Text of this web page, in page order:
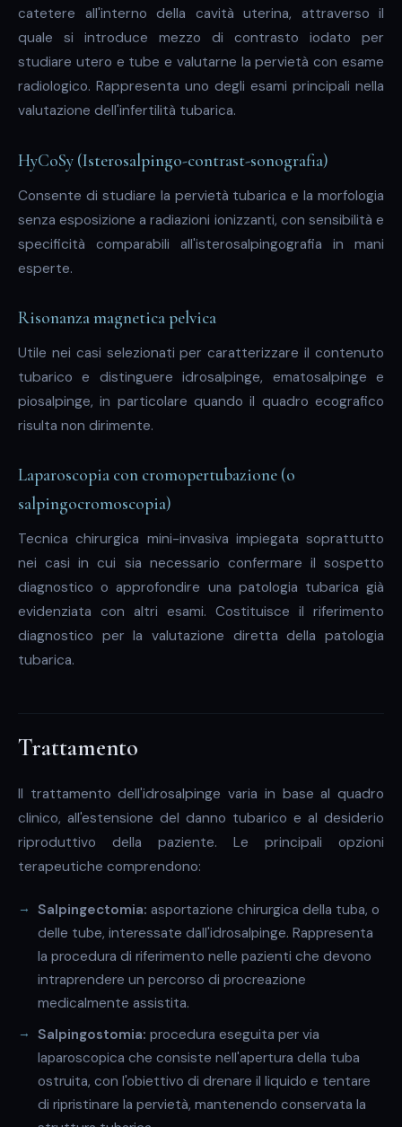
catetere all'interno della cavità uterina, attraverso il
quale si introduce mezzo di contrasto iodato per
studiare utero e tube e valutarne la pervietà con esame
radiologico. Rappresenta uno degli esami principali nella
valutazione dell'infertilità tubarica.
HyCoSy (Isterosalpingo-contrast-sonografia)
Consente di studiare la pervietà tubarica e la morfologia
senza esposizione a radiazioni ionizzanti, con sensibilità e
specificità comparabili all'isterosalpingografia in mani
esperte.
Risonanza magnetica pelvica
Utile nei casi selezionati per caratterizzare il contenuto
tubarico e distinguere idrosalpinge, ematosalpinge e
piosalpinge, in particolare quando il quadro ecografico
risulta non dirimente.
Laparoscopia con cromopertubazione (o
salpingocromoscopia)
Tecnica chirurgica mini-invasiva impiegata soprattutto
nei casi in cui sia necessario confermare il sospetto
diagnostico o approfondire una patologia tubarica già
evidenziata con altri esami. Costituisce il riferimento
diagnostico per la valutazione diretta della patologia
tubarica.
Trattamento
Il trattamento dell'idrosalpinge varia in base al quadro
clinico, all'estensione del danno tubarico e al desiderio
riproduttivo della paziente. Le principali opzioni
terapeutiche comprendono:
Salpingectomia: asportazione chirurgica della tuba, o
delle tube, interessate dall'idrosalpinge. Rappresenta
la procedura di riferimento nelle pazienti che devono
intraprendere un percorso di procreazione
medicalmente assistita.
Salpingostomia: procedura eseguita per via
laparoscopica che consiste nell'apertura della tuba
ostruita, con l'obiettivo di drenare il liquido e tentare
di ripristinare la pervietà, mantenendo conservata la